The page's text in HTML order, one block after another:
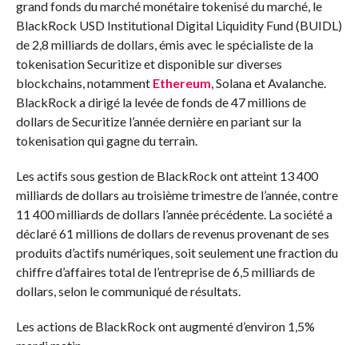
grand fonds du marché monétaire tokenisé du marché, le
BlackRock USD Institutional Digital Liquidity Fund (BUIDL)
de 2,8 milliards de dollars, émis avec le spécialiste de la
tokenisation Securitize et disponible sur diverses
blockchains, notamment Ethereum, Solana et Avalanche.
BlackRock a dirigé la levée de fonds de 47 millions de
dollars de Securitize l’année dernière en pariant sur la
tokenisation qui gagne du terrain.
Les actifs sous gestion de BlackRock ont ​​atteint 13 400
milliards de dollars au troisième trimestre de l’année, contre
11 400 milliards de dollars l’année précédente. La société a
déclaré 61 millions de dollars de revenus provenant de ses
produits d’actifs numériques, soit seulement une fraction du
chiffre d’affaires total de l’entreprise de 6,5 milliards de
dollars, selon le communiqué de résultats.
Les actions de BlackRock ont ​​augmenté d’environ 1,5%